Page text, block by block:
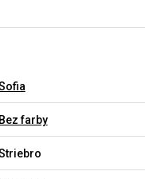
Bez farby